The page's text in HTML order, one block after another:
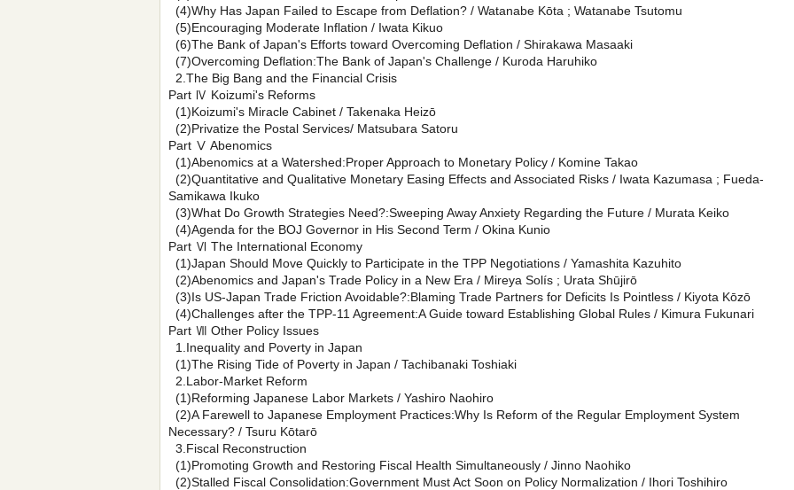
(4)Why Has Japan Failed to Escape from Deflation? / Watanabe Kōta ; Watanabe Tsutomu
(5)Encouraging Moderate Inflation / Iwata Kikuo
(6)The Bank of Japan's Efforts toward Overcoming Deflation / Shirakawa Masaaki
(7)Overcoming Deflation:The Bank of Japan's Challenge / Kuroda Haruhiko
2.The Big Bang and the Financial Crisis
Part Ⅳ Koizumi's Reforms
(1)Koizumi's Miracle Cabinet / Takenaka Heizō
(2)Privatize the Postal Services/ Matsubara Satoru
Part Ⅴ Abenomics
(1)Abenomics at a Watershed:Proper Approach to Monetary Policy / Komine Takao
(2)Quantitative and Qualitative Monetary Easing Effects and Associated Risks / Iwata Kazumasa ; Fueda‐
Samikawa Ikuko
(3)What Do Growth Strategies Need?:Sweeping Away Anxiety Regarding the Future / Murata Keiko
(4)Agenda for the BOJ Governor in His Second Term / Okina Kunio
Part Ⅵ The International Economy
(1)Japan Should Move Quickly to Participate in the TPP Negotiations / Yamashita Kazuhito
(2)Abenomics and Japan's Trade Policy in a New Era / Mireya Solís ; Urata Shūjirō
(3)Is US-Japan Trade Friction Avoidable?:Blaming Trade Partners for Deficits Is Pointless / Kiyota Kōzō
(4)Challenges after the TPP-11 Agreement:A Guide toward Establishing Global Rules / Kimura Fukunari
Part Ⅶ Other Policy Issues
1.Inequality and Poverty in Japan
(1)The Rising Tide of Poverty in Japan / Tachibanaki Toshiaki
2.Labor‐Market Reform
(1)Reforming Japanese Labor Markets / Yashiro Naohiro
(2)A Farewell to Japanese Employment Practices:Why Is Reform of the Regular Employment System
Necessary? / Tsuru Kōtarō
3.Fiscal Reconstruction
(1)Promoting Growth and Restoring Fiscal Health Simultaneously / Jinno Naohiko
(2)Stalled Fiscal Consolidation:Government Must Act Soon on Policy Normalization / Ihori Toshihiro